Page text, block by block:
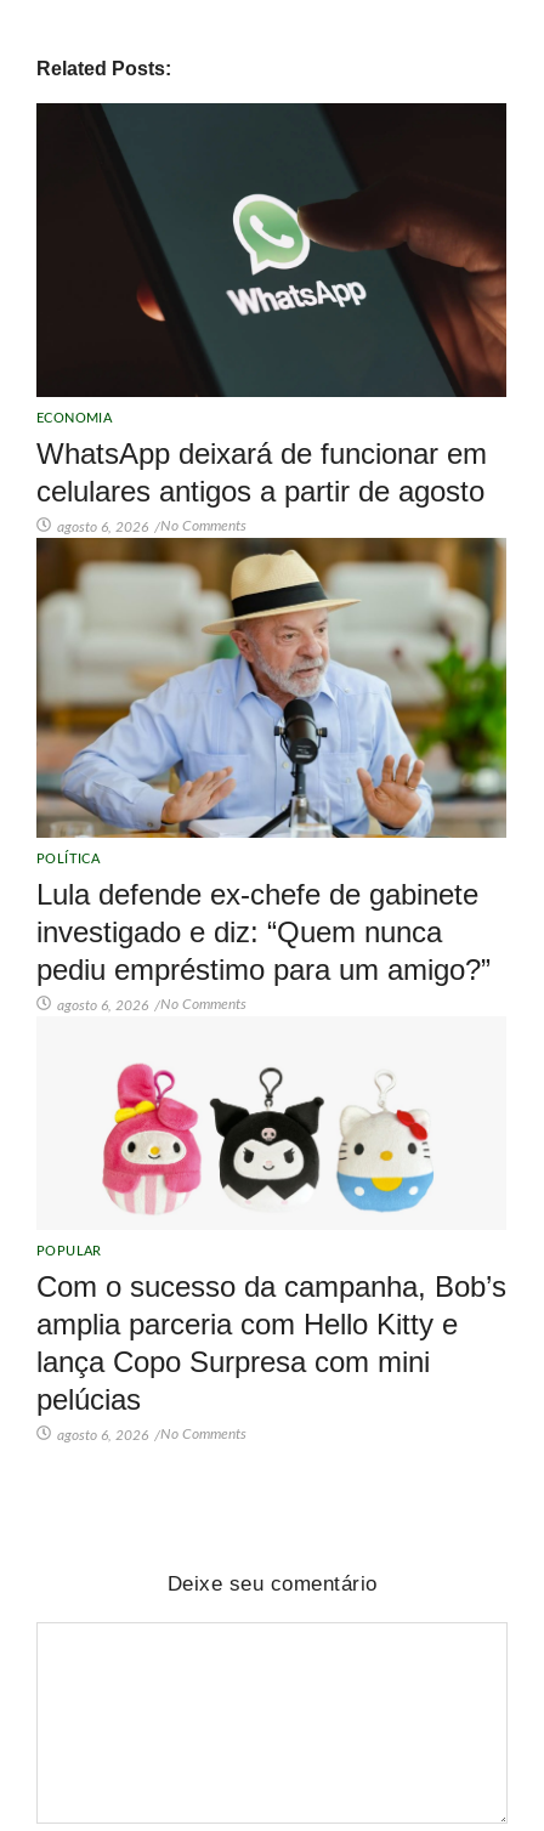
Related Posts:
ECONOMIA
WhatsApp deixará de funcionar em
celulares antigos a partir de agosto
agosto 6, 2026 /No Comments
POLÍTICA
Lula defende ex-chefe de gabinete
investigado e diz: “Quem nunca
pediu empréstimo para um amigo?”
agosto 6, 2026 /No Comments
POPULAR
Com o sucesso da campanha, Bob’s
amplia parceria com Hello Kitty e
lança Copo Surpresa com mini
pelúcias
agosto 6, 2026 /No Comments
Deixe seu comentário